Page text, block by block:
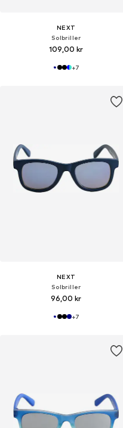
NEXT
Solbriller
109,00 kr
+7
NEXT
Solbriller
96,00 kr
+7